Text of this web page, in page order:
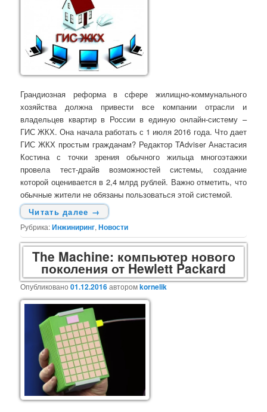
Грандиозная реформа в сфере жилищно-коммунального
хозяйства должна привести все компании отрасли и
владельцев квартир в России в единую онлайн-систему –
ГИС ЖКХ. Она начала работать с 1 июля 2016 года. Что дает
ГИС ЖКХ простым гражданам? Редактор TAdviser Анастасия
Костина с точки зрения обычного жильца многоэтажки
провела тест-драйв возможностей системы, создание
которой оценивается в 2,4 млрд рублей. Важно отметить, что
обычные жители не обязаны пользоваться этой системой.
Читать далее →
Рубрика:Инжиниринг,Новости
The Machine: компьютер нового
поколения от Hewlett Packard
Опубликовано01.12.2016авторомkornelik